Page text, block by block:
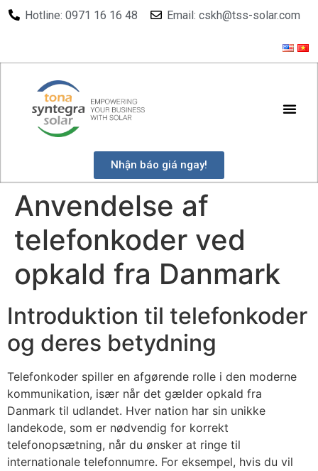
Hotline: 0971 16 16 48 Email: cskh@tss-solar.com
Nhận báo giá ngay!
Anvendelse af
telefonkoder ved
opkald fra Danmark
Introduktion til telefonkoder
og deres betydning
Telefonkoder spiller en afgørende rolle i den moderne
kommunikation, især når det gælder opkald fra
Danmark til udlandet. Hver nation har sin unikke
landekode, som er nødvendig for korrekt
telefonopsætning, når du ønsker at ringe til
internationale telefonnumre. For eksempel, hvis du vil